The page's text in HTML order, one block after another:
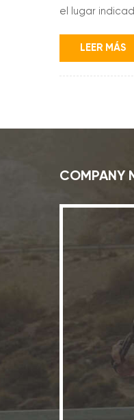
el lugar
como para
LEER MÁS
COMPANY